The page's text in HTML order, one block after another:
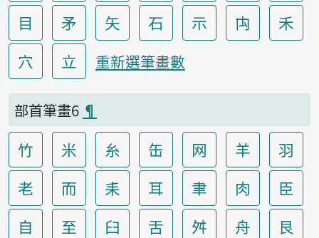
目
矛 矢 石 示 禸
禾
穴
立 重新選筆畫數
部首筆畫6 ¶
竹 米 糸 缶 网 羊
羽
老
而 耒 耳 聿 肉
臣
自
至 臼 舌 舛 舟
艮